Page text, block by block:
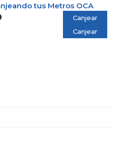
tus Metros OCA
Canjear
Canjear